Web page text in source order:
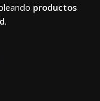
productos
.